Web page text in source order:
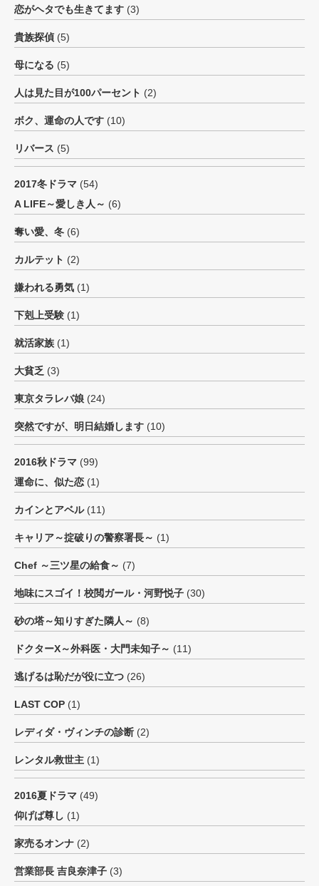
恋がヘタでも生きてます (3)
貴族探偵 (5)
母になる (5)
人は見た目が100パーセント (2)
ボク、運命の人です (10)
リバース (5)
2017冬ドラマ (54)
A LIFE～愛しき人～ (6)
奪い愛、冬 (6)
カルテット (2)
嫌われる勇気 (1)
下剋上受験 (1)
就活家族 (1)
大貧乏 (3)
東京タラレバ娘 (24)
突然ですが、明日結婚します (10)
2016秋ドラマ (99)
運命に、似た恋 (1)
カインとアベル(11)
キャリア～掟破りの警察署長～ (1)
Chef ～三ツ星の給食～ (7)
地味にスゴイ！校閲ガール・河野悦子 (30)
砂の塔～知りすぎた隣人～ (8)
ドクターX～外科医・大門未知子～ (11)
逃げるは恥だが役に立つ (26)
LAST COP (1)
レディダ・ヴィンチの診断 (2)
レンタル救世主 (1)
2016夏ドラマ (49)
仰げば尊し (1)
家売るオンナ (2)
営業部長 吉良奈津子 (3)